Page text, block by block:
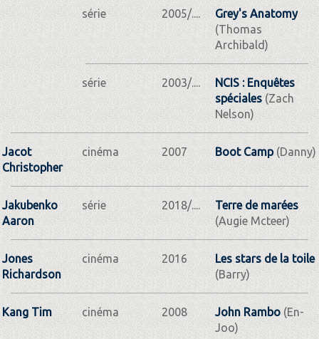
série 2005/....
Grey's Anatomy
(Thomas
Archibald)
série 2003/....
NCIS : Enquêtes
spéciales(Zach
Nelson)
Jacot
Christopher
cinéma 2007 Boot Camp(Danny)
Jakubenko
Aaron
série 2018/....
Terre de marées
(Augie Mcteer)
Jones
Richardson
cinéma 2016
Les stars de la toile
(Barry)
Kang Tim cinéma 2008 John Rambo(En-
Joo)